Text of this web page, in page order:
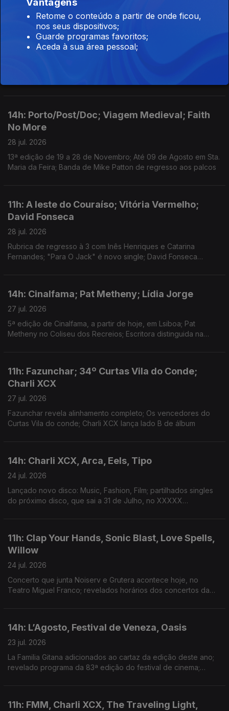
no Theatro Circo, em Braga; Sueca convida compatriota Zara
Larsson para nova versão de "Talk to Me".
11h: Vapor; Queer Lisboa; Kavinsky
29 jul. 2026
Morreu o DJ e produtor Kavinsky, aos 50 anos.
14h: Porto/Post/Doc; Viagem Medieval; Faith
No More
28 jul. 2026
13ª edição de 19 a 28 de Novembro; Até 09 de Agosto em Sta.
Maria da Feira; Banda de Mike Patton de regresso aos palcos
11h: A leste do Couraíso; Vitória Vermelho;
David Fonseca
28 jul. 2026
Rubrica de regresso à 3 com Inês Henriques e Catarina
Fernandes; "Para O Jack" é novo single; David Fonseca
14h: Cinalfama; Pat Metheny; Lídia Jorge
27 jul. 2026
5ª edição de Cinalfama, a partir de hoje, em Lsiboa; Pat
Metheny no Coliseu dos Recreios; Escritora distinguida na
11h: Fazunchar; 34º Curtas Vila do Conde;
Charli XCX
27 jul. 2026
Fazunchar revela alinhamento completo; Os vencedores do
Curtas Vila do conde; Charli XCX lança lado B de álbum
14h: Charli XCX, Arca, Eels, Tipo
24 jul. 2026
Lançado novo disco: Music, Fashion, Film; partilhados singles
do próximo disco, que sai a 31 de Julho, no XXXXX
11h: Clap Your Hands, Sonic Blast, Love Spells,
Willow
24 jul. 2026
Concerto que junta Noiserv e Grutera acontece hoje, no
Teatro Miguel Franco; revelados horários dos concertos da
14h: L’Agosto, Festival de Veneza, Oasis
23 jul. 2026
La Familia Gitana adicionados ao cartaz da edição deste ano;
revelado programa da 83ª edição do festival de cinema;
11h: FMM, Charli XCX, The Traveling Light,
Retome o conteúdo a partir de onde ficou,
nos seus dispositivos;
Guarde programas favoritos;
Aceda à sua área pessoal;